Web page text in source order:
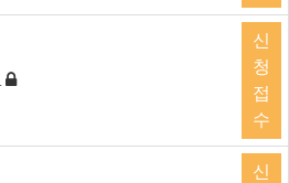
신
청
접
수
신